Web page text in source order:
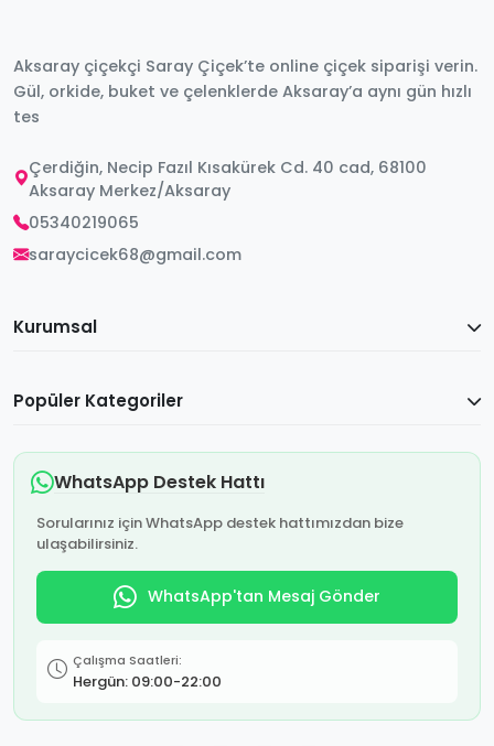
Aksaray çiçekçi Saray Çiçek’te online çiçek siparişi verin.
Gül, orkide, buket ve çelenklerde Aksaray’a aynı gün hızlı
tes
Çerdiğin, Necip Fazıl Kısakürek Cd. 40 cad, 68100
Aksaray Merkez/Aksaray
05340219065
saraycicek68@gmail.com
Kurumsal
Popüler Kategoriler
WhatsApp Destek Hattı
Sorularınız için WhatsApp destek hattımızdan bize
ulaşabilirsiniz.
WhatsApp'tan Mesaj Gönder
Çalışma Saatleri:
Hergün: 09:00-22:00